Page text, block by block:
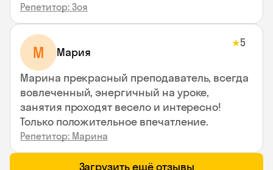
Репетитор: Зоя
М Мария
★5
Марина прекрасный преподаватель, всегда
вовлеченный, энергичный на уроке,
занятия проходят весело и интересно!
Только положительное впечатление.
Репетитор: Марина
Загрузить ещё отзывы